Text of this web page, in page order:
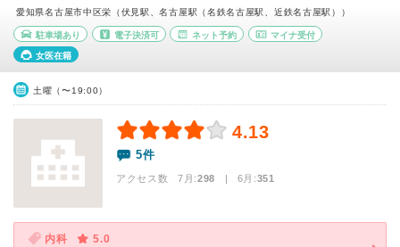
愛知県名古屋市中区栄（伏見駅、名古屋駅（名鉄名古屋駅、近鉄名古屋駅））
駐車場あり 電子決済可 ネット予約 マイナ受付
女医在籍
土曜（〜19:00）
4.13
5件
アクセス数 7月:298 | 6月:351
内科
5.0